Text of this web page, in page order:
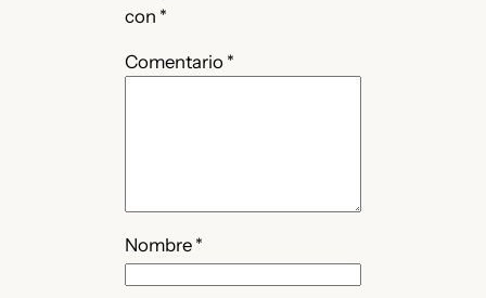
con *
Comentario *
Nombre *